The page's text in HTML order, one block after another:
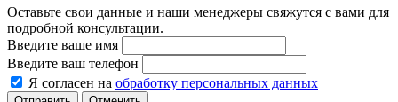
Оставьте свои данные и наши менеджеры свяжутся с вами для
подробной консультации.
Введите ваше имя
Введите ваш телефон
Я согласен на обработку персональных данных